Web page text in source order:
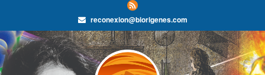
reconexion@biorigenes.com